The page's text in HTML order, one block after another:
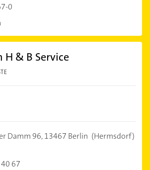
0
H & B Service
Damm 96,13467 Berlin (Hermsdorf)
67